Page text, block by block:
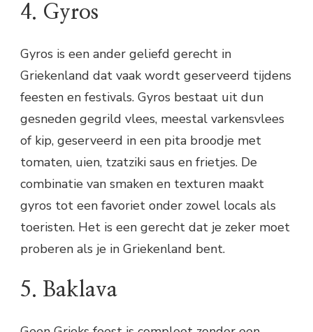
4. Gyros
Gyros is een ander geliefd gerecht in
Griekenland dat vaak wordt geserveerd tijdens
feesten en festivals. Gyros bestaat uit dun
gesneden gegrild vlees, meestal varkensvlees
of kip, geserveerd in een pita broodje met
tomaten, uien, tzatziki saus en frietjes. De
combinatie van smaken en texturen maakt
gyros tot een favoriet onder zowel locals als
toeristen. Het is een gerecht dat je zeker moet
proberen als je in Griekenland bent.
5. Baklava